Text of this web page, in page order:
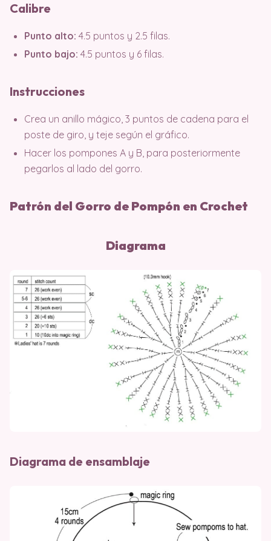
Calibre
Punto alto: 4.5 puntos y 2.5 filas.
Punto bajo: 4.5 puntos y 6 filas.
Instrucciones
Crea un anillo mágico, 3 puntos de cadena para el
poste de giro, y teje según el gráfico.
Hacer los pompones A y B, para posteriormente
pegarlos al lado del gorro.
Patrón del Gorro de Pompón en Crochet
Diagrama
Diagrama de ensamblaje